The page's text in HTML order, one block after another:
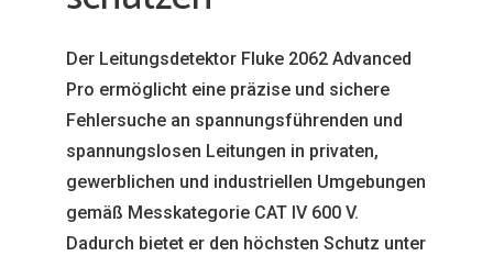
Der Leitungsdetektor Fluke 2062 Advanced
Pro ermöglicht eine präzise und sichere
Fehlersuche an spannungsführenden und
spannungslosen Leitungen in privaten,
gewerblichen und industriellen Umgebungen
gemäß Messkategorie CAT IV 600 V.
Dadurch bietet er den höchsten Schutz unter